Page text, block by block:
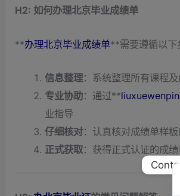
H2: 如何办理北京毕业成绩单
**办理北京毕业成绩单**需要遵循以下
信息整理：系统整理所有课程
专业协助：通过**
业指导
仔细核对：认真核对成绩单样
正式获取：获得正式认证的成